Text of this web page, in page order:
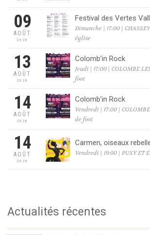
09
AOÛT
2026
Festival des Vertes
Dimanche | 17:00 |
église
13
AOÛT
2026
Colomb’in Rock
Jeudi | 17:00 | COLOMBE
foot
14
AOÛT
2026
Colomb’in Rock
Vendredi | 17:00 |
de foot
14
AOÛT
2026
Carmen, oiseaux
Vendredi | 19:00 | PUSY ET
Actualités récentes